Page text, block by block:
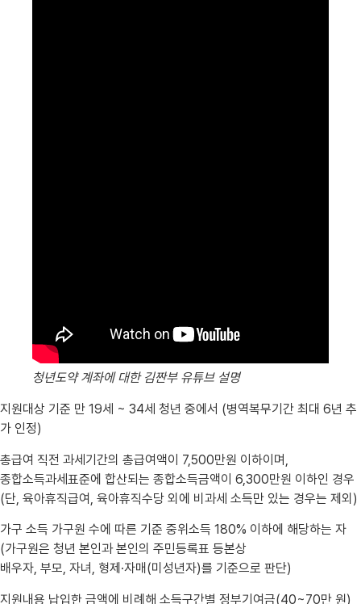
청년도약 계좌에 대한 김짠부 유튜브 설명
지원대상 기준 만 19세 ~ 34세 청년 중에서 (병역복무기간 최대 6년 추
가 인정)
총급여 직전 과세기간의 총급여액이 7,500만원 이하이며,
종합소득과세표준에 합산되는 종합소득금액이 6,300만원 이하인 경우
(단, 육아휴직급여, 육아휴직수당 외에 비과세 소득만 있는 경우는 제외)
가구 소득 가구원 수에 따른 기준 중위소득 180% 이하에 해당하는 자
(가구원은 청년 본인과 본인의 주민등록표 등본상
배우자, 부모, 자녀, 형제·자매(미성년자)를 기준으로 판단)
지원내용 납입한 금액에 비례해 소득구간별 정부기여금(40~70만 원)